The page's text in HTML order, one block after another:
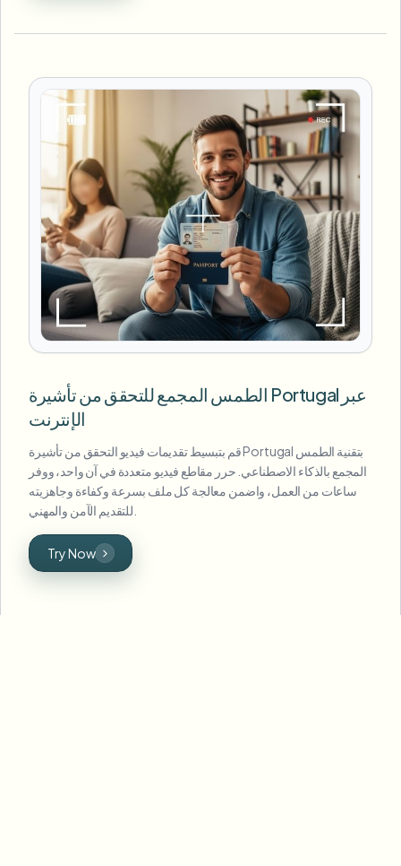
الطمس المجمع للتحقق من تأشيرة Portugal عبر
الإنترنت
قم بتبسيط تقديمات فيديو التحقق من تأشيرة Portugal بتقنية الطمس
المجمع بالذكاء الاصطناعي. حرر مقاطع فيديو متعددة في آن واحد، ووفر
ساعات من العمل، واضمن معالجة كل ملف بسرعة وكفاءة وجاهزيته
Try Now